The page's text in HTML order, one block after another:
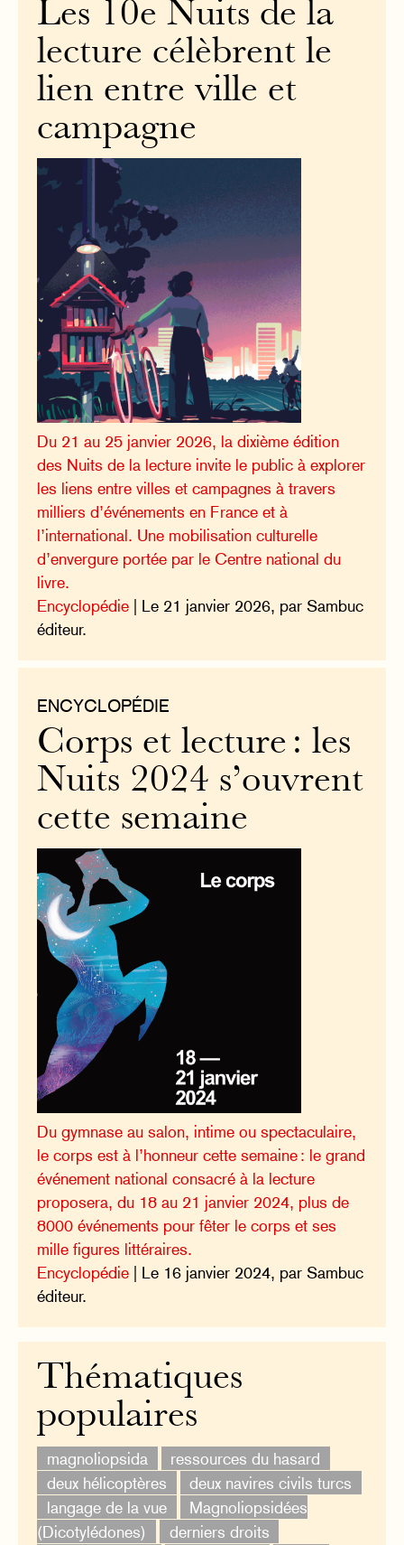
Les 10e Nuits de la
lecture célèbrent le
lien entre ville et
campagne
Du 21 au 25 janvier 2026, la dixième édition
des Nuits de la lecture invite le public à explorer
les liens entre villes et campagnes à travers
milliers d’événements en France et à
l’international. Une mobilisation culturelle
d’envergure portée par le Centre national du
livre.
Encyclopédie | Le 21 janvier 2026, par Sambuc
éditeur.
ENCYCLOPÉDIE
Corps et lecture : les
Nuits 2024 s’ouvrent
cette semaine
Du gymnase au salon, intime ou spectaculaire,
le corps est à l’honneur cette semaine : le grand
événement national consacré à la lecture
proposera, du 18 au 21 janvier 2024, plus de
8000 événements pour fêter le corps et ses
mille figures littéraires.
Encyclopédie | Le 16 janvier 2024, par Sambuc
éditeur.
Thématiques
populaires
magnoliopsida
ressources du hasard
deux hélicoptères
deux navires civils turcs
langage de la vue
Magnoliopsidées
(Dicotylédones)
derniers droits